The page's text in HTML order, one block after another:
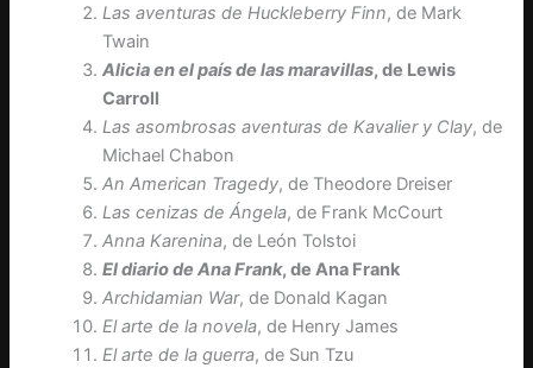
Las aventuras de Huckleberry Finn, de Mark
Twain
Alicia en el país de las maravillas, de Lewis
Carroll
Las asombrosas aventuras de Kavalier y Clay, de
Michael Chabon
An American Tragedy, de Theodore Dreiser
Las cenizas de Ángela, de Frank McCourt
Anna Karenina, de León Tolstoi
El diario de Ana Frank, de Ana Frank
Archidamian War, de Donald Kagan
El arte de la novela, de Henry James
El arte de la guerra, de Sun Tzu